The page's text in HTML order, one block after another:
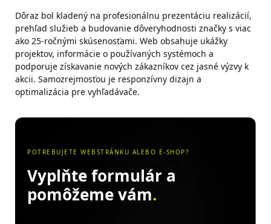
Dôraz bol kladený na profesionálnu prezentáciu realizácií,
prehľad služieb a budovanie dôveryhodnosti značky s viac
ako 25-ročnými skúsenosťami. Web obsahuje ukážky
projektov, informácie o používaných systémoch a
podporuje získavanie nových zákazníkov cez jasné výzvy k
akcii. Samozrejmosťou je responzívny dizajn a
optimalizácia pre vyhľadávače.
POTREBUJETE WEBSTRÁNKU ALEBO E-SHOP?
Vyplňte formulár a
pomôžeme vám.